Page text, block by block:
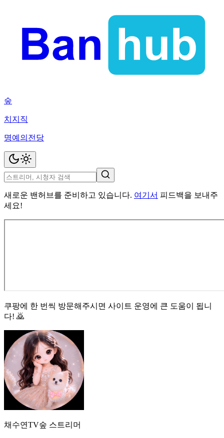
숲
치지직
명예의전당
새로운 밴허브를 준비하고 있습니다. 여기서 피드백을 보내주
세요!
쿠팡에 한 번씩 방문해주시면 사이트 운영에 큰 도움이 됩니
다! 🙇
채수연TV숲 스트리머